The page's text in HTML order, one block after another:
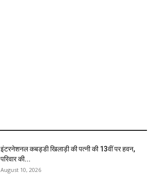
इंटरनेशनल कबड्डी खिलाड़ी की पत्नी की 13वीं पर हवन,
परिवार की...
August 10, 2026